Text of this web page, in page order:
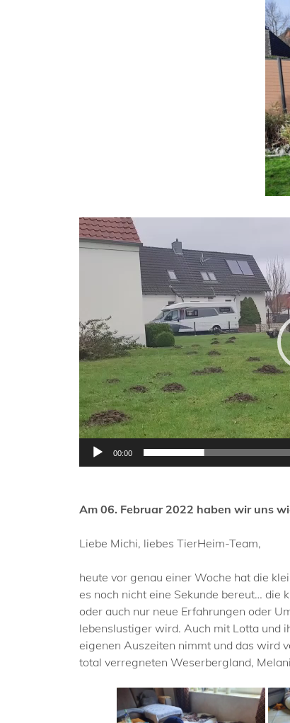
Video-
Player
00:00
Am 06. Februar 2022 haben wir uns
Liebe Michi, liebes TierHeim-Team,
heute vor genau einer Woche hat die
es noch nicht eine Sekunde bereut… die
oder auch nur neue Erfahrungen oder
lebenslustiger wird. Auch mit Lotta und
eigenen Auszeiten nimmt und das wird
total verregneten Weserbergland,